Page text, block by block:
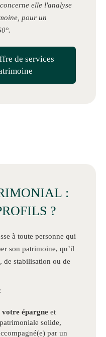
elle l'analyse
pour un
.
de services
:
?
à toute personne qui
son patrimoine, qu’il
de stabilisation ou de
votre épargne et
solide,
par un